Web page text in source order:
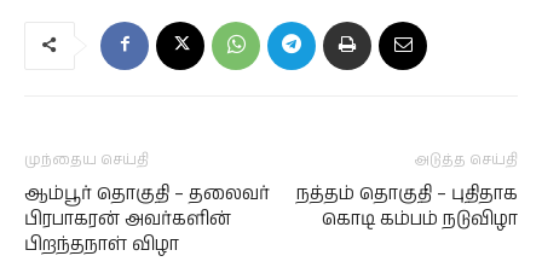
முந்தைய செய்தி
ஆம்பூர் தொகுதி – தலைவர்
பிரபாகரன் அவர்களின்
பிறந்தநாள் விழா
அடுத்த செய்தி
நத்தம் தொகுதி – புதிதாக
கொடி கம்பம் நடுவிழா